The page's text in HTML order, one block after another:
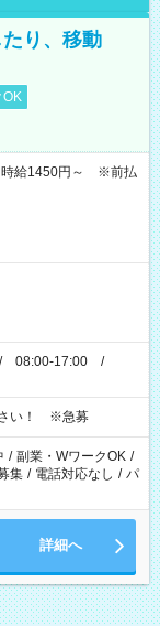
り、移動
OK
時給1450円～ ※前払
/ 08:00-17:00 /
さい！ ※急募
/ 副業・WワークOK /
集 / 電話対応なし / パ
詳細へ